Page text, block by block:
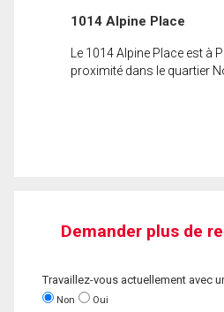
1014 Alpine Place
Le 1014 Alpine Place est à
proximité dans le quartier
Demander plus de
Travaillez-vous actuellement avec
Non Oui